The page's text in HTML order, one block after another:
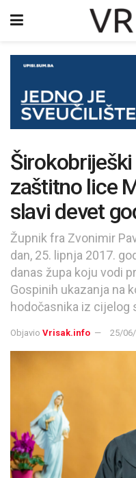
zaštitno lice
slavi devet
Župnik fra Zvonimir
dan, 25. lipnja 2017.
danas župa koju vodi
Gospinih ukazanja na
hodočasnika iz cijelog
Objavio Vrisak.info 25/